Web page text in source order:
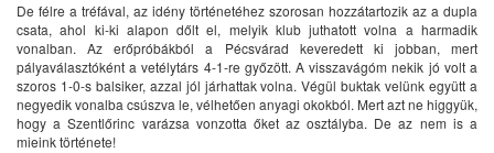
De félre a tréfával, az idény történetéhez szorosan hozzátartozik az a dupla
csata, ahol ki-ki alapon dőlt el, melyik klub juthatott volna a harmadik
vonalban. Az erőpróbákból a Pécsvárad keveredett ki jobban, mert
pályaválasztóként a vetélytárs 4-1-re győzött. A visszavágóm nekik jó volt a
szoros 1-0-s balsiker, azzal jól járhattak volna. Végül buktak velünk együtt a
negyedik vonalba csúszva le, vélhetően anyagi okokból. Mert azt ne higgyük,
hogy a Szentlőrinc varázsa vonzotta őket az osztályba. De az nem is a
mieink története!